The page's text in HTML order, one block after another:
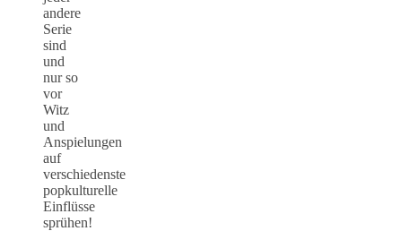
andere
Serie
sind
und
nur so
vor
Witz
und
Anspielungen
auf
verschiedenste
popkulturelle
Einflüsse
sprühen!